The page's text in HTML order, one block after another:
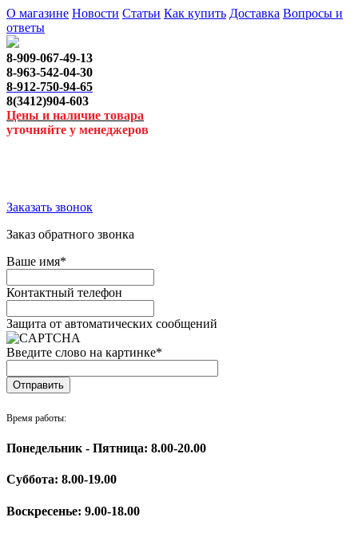
О магазине Новости Статьи Как купить Доставка Вопросы и
ответы
8-909-067-49-13
8-963-542-04-30
8-912-750-94-65
8(3412)904-603
Цены и наличие товара
уточняйте у менеджеров
Заказать звонок
Заказ обратного звонка
Ваше имя*
Контактный телефон
Защита от автоматических сообщений
Введите слово на картинке*
Время работы:
Понедельник - Пятница: 8.00-20.00
Суббота: 8.00-19.00
Воскресенье: 9.00-18.00